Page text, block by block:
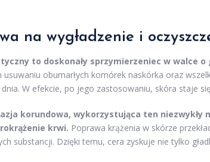
na wygładzenie i
to doskonały sprzymierzeniec w walce o
usuwaniu obumarłych komórek naskórka oraz
W efekcie, po jego zastosowaniu, skóra staje
korundowa, wykorzystująca ten niezwykły
krwi. Poprawa krążenia w skórze
substancji. Dzięki temu, cera zyskuje nie tylko